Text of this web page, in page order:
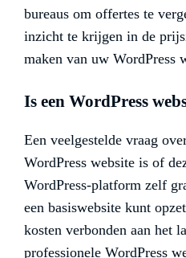
bureaus om offertes te
inzicht te krijgen in de
maken van uw WordPress
Is een WordPress
Een veelgestelde vraag
WordPress website is of
WordPress-platform zelf
een basiswebsite kunt
kosten verbonden aan het
professionele WordPress